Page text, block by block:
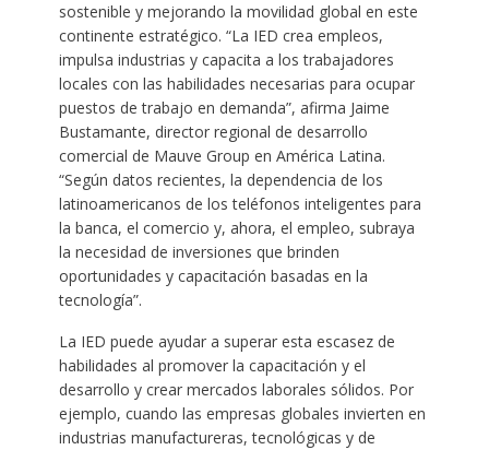
sostenible y mejorando la movilidad global en este
continente estratégico. “La IED crea empleos,
impulsa industrias y capacita a los trabajadores
locales con las habilidades necesarias para ocupar
puestos de trabajo en demanda”, afirma Jaime
Bustamante, director regional de desarrollo
comercial de Mauve Group en América Latina.
“Según datos recientes, la dependencia de los
latinoamericanos de los teléfonos inteligentes para
la banca, el comercio y, ahora, el empleo, subraya
la necesidad de inversiones que brinden
oportunidades y capacitación basadas en la
tecnología”.
La IED puede ayudar a superar esta escasez de
habilidades al promover la capacitación y el
desarrollo y crear mercados laborales sólidos. Por
ejemplo, cuando las empresas globales invierten en
industrias manufactureras, tecnológicas y de